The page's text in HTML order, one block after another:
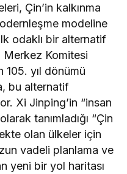
Çin’in kalkınma
modeline
odaklı bir alternatif
Merkez Komitesi
105. yıl dönümü
bu alternatif
Xi Jinping’in “insan
tanımladığı “Çin
olan ülkeler için
vadeli planlama ve
yeni bir yol haritası